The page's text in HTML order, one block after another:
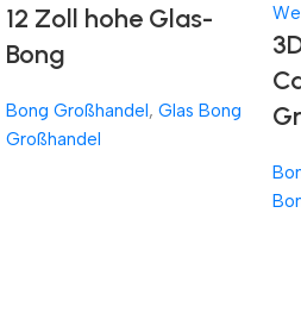
12 Zoll hohe Glas-
Bong
Bong Großhandel, Glas Bong
Großhandel